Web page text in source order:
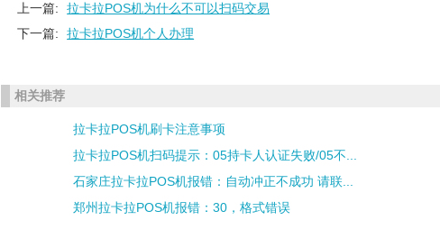
上一篇:
拉卡拉POS机为什么不可以扫码交易
下一篇:
拉卡拉POS机个人办理
相关推荐
拉卡拉POS机刷卡注意事项
拉卡拉POS机扫码提示：05持卡人认证失败/05不...
石家庄拉卡拉POS机报错：自动冲正不成功 请联...
郑州拉卡拉POS机报错：30，格式错误